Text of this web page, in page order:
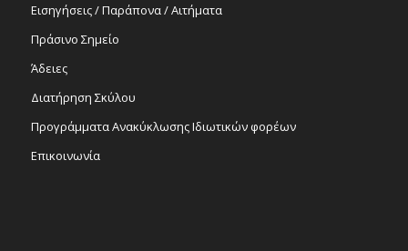
Εισηγήσεις / Παράπονα / Αιτήματα
Πράσινο Σημείο
Άδειες
Διατήρηση Σκύλου
Προγράμματα Ανακύκλωσης Ιδιωτικών φορέων
Επικοινωνία